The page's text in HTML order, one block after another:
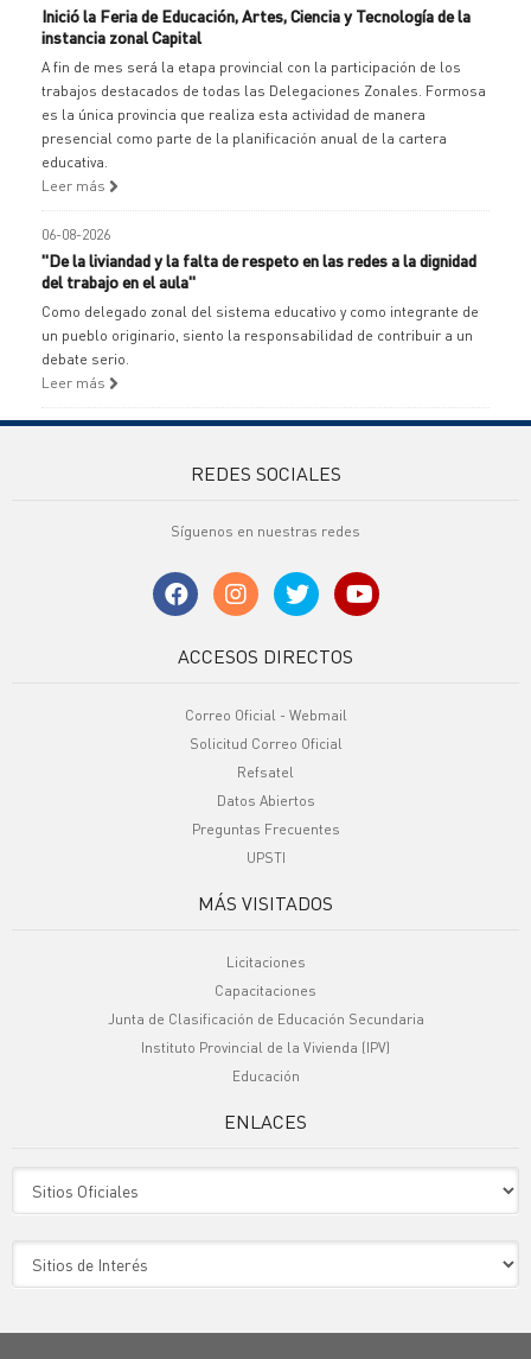
Inició la Feria de Educación, Artes, Ciencia y Tecnología de la
instancia zonal Capital
A fin de mes será la etapa provincial con la participación de los
trabajos destacados de todas las Delegaciones Zonales. Formosa
es la única provincia que realiza esta actividad de manera
presencial como parte de la planificación anual de la cartera
educativa.
Leer más
06-08-2026
"De la liviandad y la falta de respeto en las redes a la dignidad
del trabajo en el aula"
Como delegado zonal del sistema educativo y como integrante de
un pueblo originario, siento la responsabilidad de contribuir a un
debate serio.
Leer más
REDES SOCIALES
Síguenos en nuestras redes
ACCESOS DIRECTOS
Correo Oficial - Webmail
Solicitud Correo Oficial
Refsatel
Datos Abiertos
Preguntas Frecuentes
UPSTI
MÁS VISITADOS
Licitaciones
Capacitaciones
Junta de Clasificación de Educación Secundaria
Instituto Provincial de la Vivienda (IPV)
Educación
ENLACES